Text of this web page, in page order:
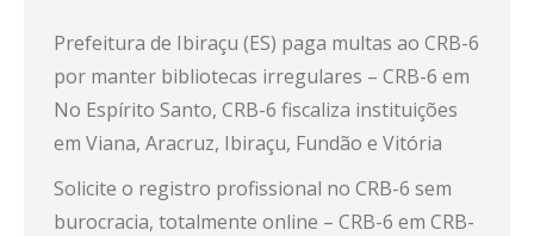
Prefeitura de Ibiraçu (ES) paga multas ao CRB-6
por manter bibliotecas irregulares – CRB-6 em
No Espírito Santo, CRB-6 fiscaliza instituições
em Viana, Aracruz, Ibiraçu, Fundão e Vitória
Solicite o registro profissional no CRB-6 sem
burocracia, totalmente online – CRB-6 em CRB-